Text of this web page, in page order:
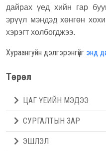
дайрах үед хийн гар
эрүүл мэндэд хөнгөн
хэрэгт холбогджээ.
Хураангуйн дэлгэрэнгүйг энд
Төрөл
ЦАГ ҮЕИЙН МЭДЭЭ
СУРГАЛТЫН ЗАР
ЭШЛЭЛ